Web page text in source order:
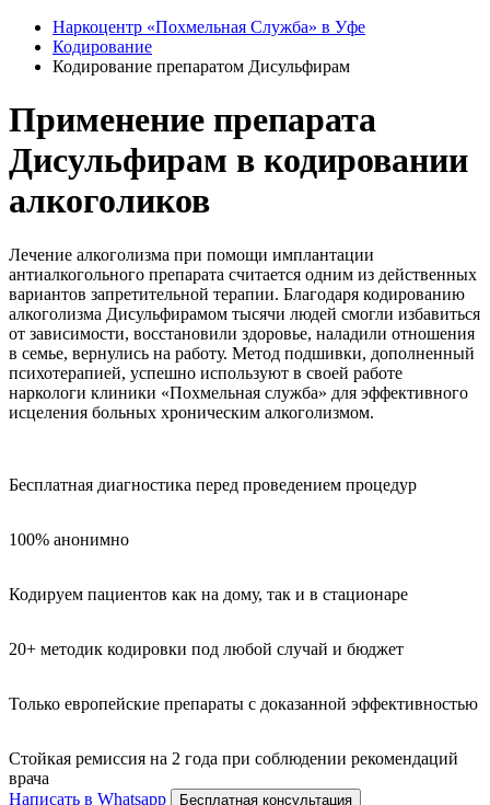
Наркоцентр «Похмельная Служба» в Уфе
Кодирование
Кодирование препаратом Дисульфирам
Применение препарата
Дисульфирам в кодировании
алкоголиков
Лечение алкоголизма при помощи имплантации
антиалкогольного препарата считается одним из действенных
вариантов запретительной терапии. Благодаря кодированию
алкоголизма Дисульфирамом тысячи людей смогли избавиться
от зависимости, восстановили здоровье, наладили отношения
в семье, вернулись на работу. Метод подшивки, дополненный
психотерапией, успешно используют в своей работе
наркологи клиники «Похмельная служба» для эффективного
исцеления больных хроническим алкоголизмом.
Бесплатная диагностика перед проведением процедур
100% анонимно
Кодируем пациентов как на дому, так и в стационаре
20+ методик кодировки под любой случай и бюджет
Только европейские препараты с доказанной эффективностью
Стойкая ремиссия на 2 года при соблюдении рекомендаций
врача
Написать в Whatsapp
Бесплатная консультация